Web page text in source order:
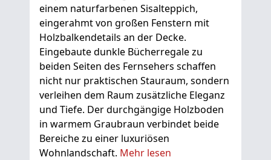
einem naturfarbenen Sisalteppich,
eingerahmt von großen Fenstern mit
Holzbalkendetails an der Decke.
Eingebaute dunkle Bücherregale zu
beiden Seiten des Fernsehers schaffen
nicht nur praktischen Stauraum, sondern
verleihen dem Raum zusätzliche Eleganz
und Tiefe. Der durchgängige Holzboden
in warmem Graubraun verbindet beide
Bereiche zu einer luxuriösen
Wohnlandschaft. Mehr lesen